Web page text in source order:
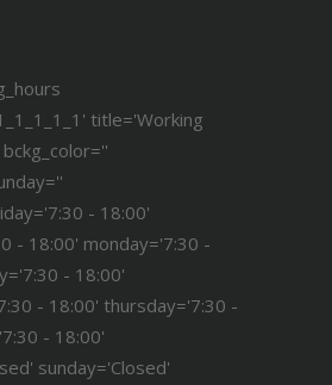
title='Working
- 18:00'
- 18:00' monday='7:30 -
- 18:00'
- 18:00' thursday='7:30 -
- 18:00'
sunday='Closed'